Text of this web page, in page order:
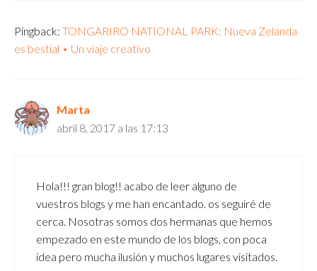
Pingback: TONGARIRO NATIONAL PARK: Nueva Zelanda
es bestial ⋆ Un viaje creativo
Marta
abril 8, 2017 a las 17:13
Hola!!! gran blog!! acabo de leer alguno de
vuestros blogs y me han encantado. os seguiré de
cerca. Nosotras somos dos hermanas que hemos
empezado en este mundo de los blogs, con poca
idea pero mucha ilusión y muchos lugares visitados.